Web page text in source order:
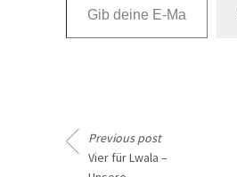
Previous post
Vier für Lwala –